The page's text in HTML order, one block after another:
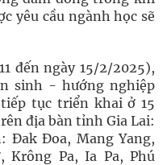
yêu cầu ngành học sẽ
đến ngày 15/2/2025),
sinh - hướng nghiệp
tục triển khai ở 15
địa bàn tỉnh Gia Lai:
Đak Đoa, Mang Yang,
Krông Pa, Ia Pa, Phú